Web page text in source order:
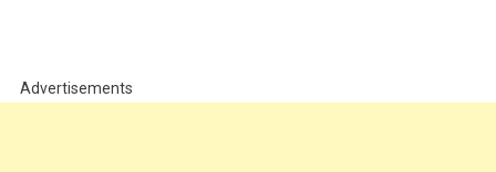
Advertisements